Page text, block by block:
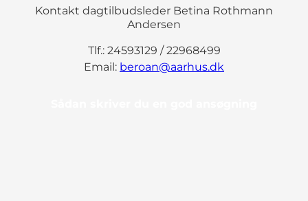
Kontakt dagtilbudsleder Betina Rothmann
Andersen
Tlf.: 24593129 / 22968499
Email: beroan@aarhus.dk